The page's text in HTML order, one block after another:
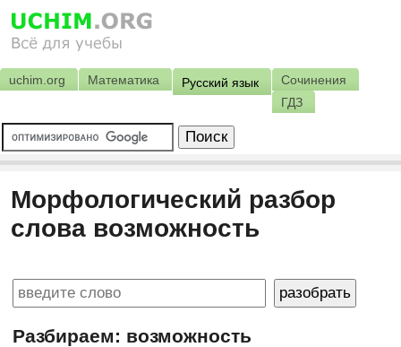
uchim.org Математика Русский язык
Сочинения
ГДЗ
Морфологический разбор
слова возможность
Разбираем: возможность